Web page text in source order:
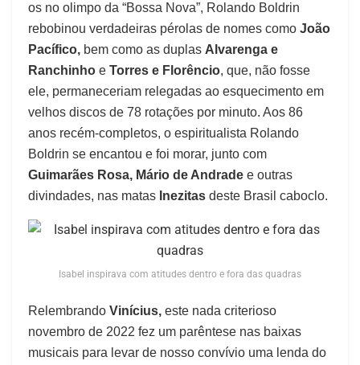
os no olimpo da “Bossa Nova”, Rolando Boldrin
rebobinou verdadeiras pérolas de nomes como João
Pacífico, bem como as duplas Alvarenga e
Ranchinho e Torres e Florêncio, que, não fosse
ele, permaneceriam relegadas ao esquecimento em
velhos discos de 78 rotações por minuto. Aos 86
anos recém-completos, o espiritualista Rolando
Boldrin se encantou e foi morar, junto com
Guimarães Rosa, Mário de Andrade e outras
divindades, nas matas Inezitas deste Brasil caboclo.
Isabel inspirava com atitudes dentro e fora das quadras
Relembrando Vinícius, este nada criterioso
novembro de 2022 fez um parêntese nas baixas
musicais para levar de nosso convívio uma lenda do